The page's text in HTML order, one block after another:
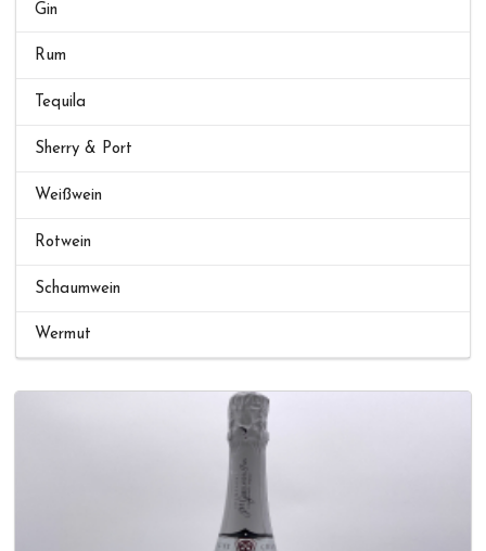
Gin
Rum
Tequila
Sherry & Port
Weißwein
Rotwein
Schaumwein
Wermut